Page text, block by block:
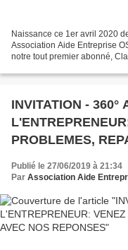
Naissance ce 1er avril 2020
Association Aide Entreprise
notre tout premier abonné,
INVITATION - 360° AUTOUR DE
PROBLEMES,
REPONSES
Publié le 27/06/2019 à 21:34
Par Association Aide